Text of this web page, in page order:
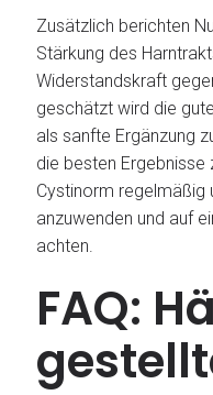
Zusätzlich berichten
Stärkung des
Widerstandskraft
geschätzt wird die
als sanfte Ergänzung
die besten Ergebnisse
Cystinorm regelmäßig
anzuwenden und auf
achten.
FAQ: